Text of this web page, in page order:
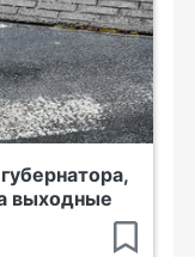
выходные